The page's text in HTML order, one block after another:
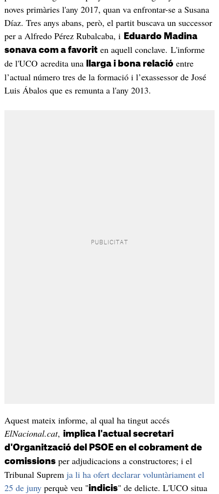
noves primàries l'any 2017, quan va enfrontar-se a Susana
Díaz. Tres anys abans, però, el partit buscava un successor
per a Alfredo Pérez Rubalcaba, i Eduardo Madina
sonava com a favoriten aquell conclave. L'informe
de l'UCO acredita una
llarga i bona relació entre
l’actual número tres de la formació i l’exassessor de José
Luis Ábalos que es remunta a l'any 2013.
Aquest mateix informe, al qual ha tingut accés
ElNacional.cat, implica l'actual secretari
d'Organització del PSOE en el cobrament de
comissionsper adjudicacions a constructores; i el
Tribunal Suprem ja li ha ofert declarar voluntàriament el
25 de junyperquè veu "indicis" de delicte. L'UCO situa